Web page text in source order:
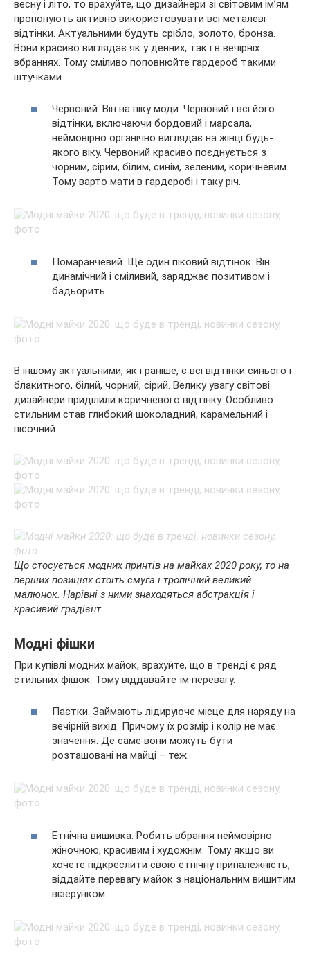
весну і літо, то врахуйте, що дизайнери зі світовим ім’ям
пропонують активно використовувати всі металеві
відтінки. Актуальними будуть срібло, золото, бронза.
Вони красиво виглядає як у денних, так і в вечірніх
вбраннях. Тому сміливо поповнюйте гардероб такими
штучками.
Червоний. Він на піку моди. Червоний і всі його
відтінки, включаючи бордовий і марсала,
неймовірно органічно виглядає на жінці будь-
якого віку. Червоний красиво поєднується з
чорним, сірим, білим, синім, зеленим, коричневим.
Тому варто мати в гардеробі і таку річ.
Помаранчевий. Ще один піковий відтінок. Він
динамічний і сміливий, заряджає позитивом і
бадьорить.
В іншому актуальними, як і раніше, є всі відтінки синього і
блакитного, білий, чорний, сірий. Велику увагу світові
дизайнери приділили коричневого відтінку. Особливо
стильним став глибокий шоколадний, карамельний і
пісочний.
Що стосується модних принтів на майках 2020 року, то на
перших позиціях стоїть смуга і тропічний великий
малюнок. Нарівні з ними знаходяться абстракція і
красивий градієнт.
Модні фішки
При купівлі модних майок, врахуйте, що в тренді є ряд
стильних фішок. Тому віддавайте їм перевагу.
Паєтки. Займають лідируюче місце для наряду на
вечірній вихід. Причому їх розмір і колір не має
значення. Де саме вони можуть бути
розташовані на майці – теж.
Етнічна вишивка. Робить вбрання неймовірно
жіночною, красивим і художнім. Тому якщо ви
хочете підкреслити свою етнічну приналежність,
віддайте перевагу майок з національним вишитим
візерунком.